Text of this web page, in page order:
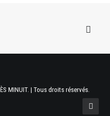
MINUIT. | Tous droits réservés.